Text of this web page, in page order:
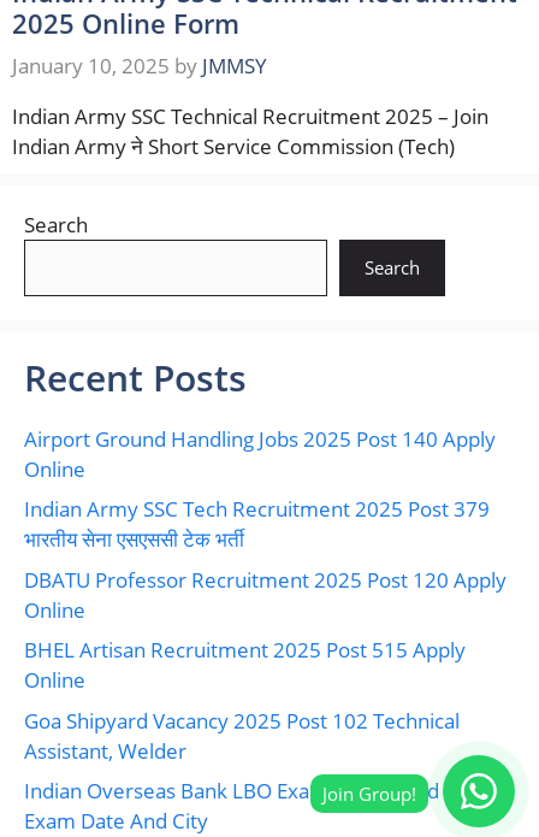
2025 Online Form
January 10, 2025 by JMMSY
Indian Army SSC Technical Recruitment 2025 – Join
Indian Army ने Short Service Commission (Tech)
Search
Search
Recent Posts
Airport Ground Handling Jobs 2025 Post 140 Apply
Online
Indian Army SSC Tech Recruitment 2025 Post 379
भारतीय सेना एसएससी टेक भर्ती
DBATU Professor Recruitment 2025 Post 120 Apply
Online
BHEL Artisan Recruitment 2025 Post 515 Apply
Online
Goa Shipyard Vacancy 2025 Post 102 Technical
Assistant, Welder
Indian Overseas Bank LBO Exam Admit Card 2025
Exam Date And City